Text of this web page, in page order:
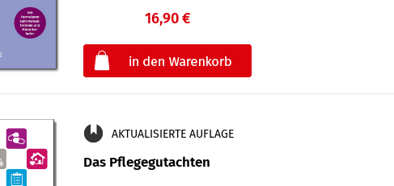
16,90 €
AKTUALISIERTE AUFLAGE
Das Pflegegutachten